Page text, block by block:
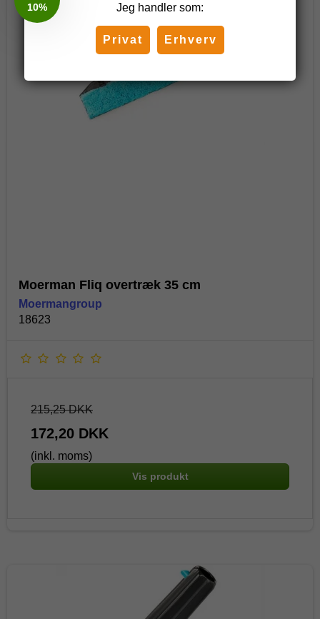
Moerman Fliq overtræk 35 cm
Moermangroup
18623
215,25 DKK
172,20 DKK
(inkl. moms)
Vis produkt
Jeg handler som:
Privat Erhverv